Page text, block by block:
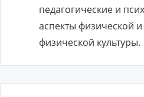
педагогические и
аспекты физической
физической культуры.